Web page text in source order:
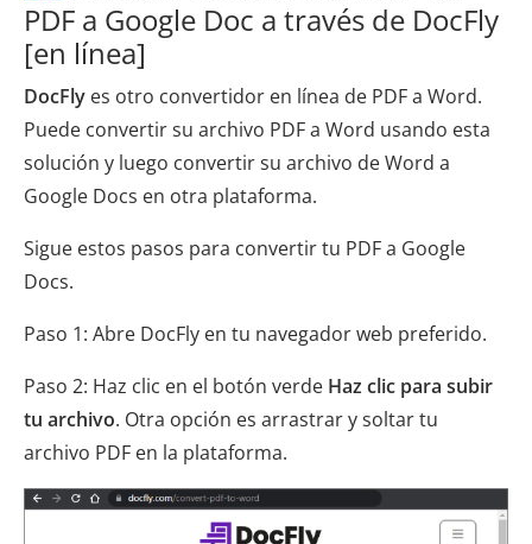
PDF a Google Doc a través de DocFly
[en línea]
DocFly es otro convertidor en línea de PDF a Word.
Puede convertir su archivo PDF a Word usando esta
solución y luego convertir su archivo de Word a
Google Docs en otra plataforma.
Sigue estos pasos para convertir tu PDF a Google
Docs.
Paso 1: Abre DocFly en tu navegador web preferido.
Paso 2: Haz clic en el botón verde Haz clic para subir
tu archivo. Otra opción es arrastrar y soltar tu
archivo PDF en la plataforma.